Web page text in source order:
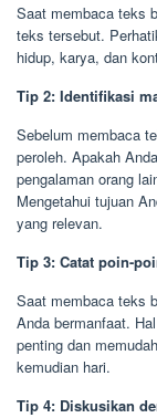
Saat membaca teks
teks tersebut.
hidup, karya, dan
Tip 2: Identifikasi
Sebelum membaca
peroleh. Apakah
pengalaman orang
Mengetahui tujuan
yang relevan.
Tip 3: Catat poin-
Saat membaca teks
Anda bermanfaat.
penting dan
kemudian hari.
Tip 4: Diskusikan